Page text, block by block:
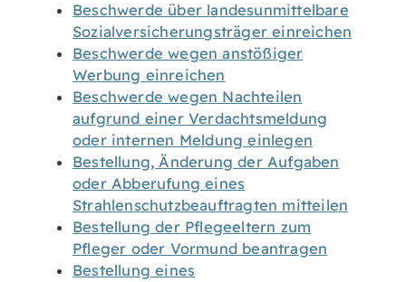
Beschwerde über landesunmittelbare
Sozialversicherungsträger einreichen
Beschwerde wegen anstößiger
Werbung einreichen
Beschwerde wegen Nachteilen
aufgrund einer Verdachtsmeldung
oder internen Meldung einlegen
Bestellung, Änderung der Aufgaben
oder Abberufung eines
Strahlenschutzbeauftragten mitteilen
Bestellung der Pflegeeltern zum
Pfleger oder Vormund beantragen
Bestellung eines